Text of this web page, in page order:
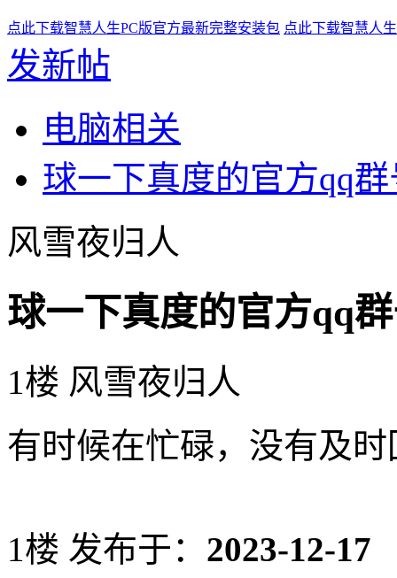
点此下载智慧人生PC版官方最新完整安装包 点此下载智慧人
发新帖
电脑相关
球一下真度的官方qq群
风雪夜归人
球一下真度的官方qq
1楼 风雪夜归人
有时候在忙碌，没有及
1楼 发布于： 2023-12-17